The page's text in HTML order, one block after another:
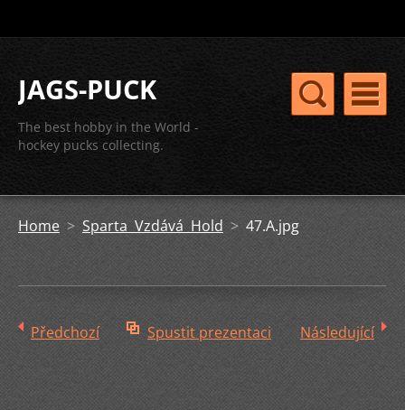
JAGS-PUCK
The best hobby in the World -
hockey pucks collecting.
Home > Sparta Vzdává Hold > 47.A.jpg
Předchozí Spustit prezentaci Následující